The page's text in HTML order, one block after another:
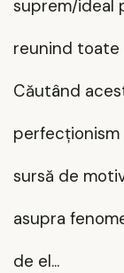
suprem/ideal
reunind toate
Căutând
sursă de
asupra
de el...